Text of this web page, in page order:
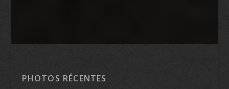
PHOTOS RÉCENTES